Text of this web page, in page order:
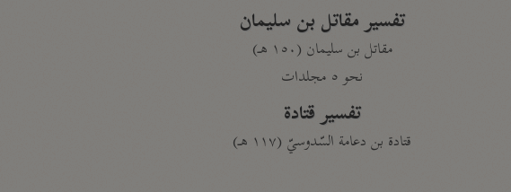
تفسير مقاتل بن سليمان
مقاتل بن سليمان (١٥٠ هـ)
نحو ٥ مجلدات
تفسير قتادة
قتادة بن دعامة السّدوسيّ (١١٧ هـ)